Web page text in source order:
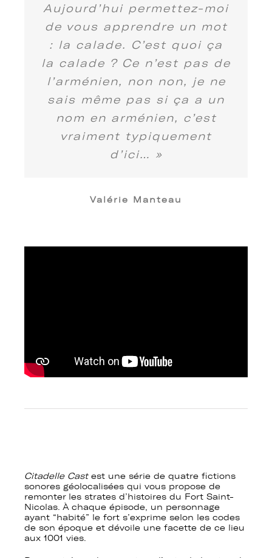
Aujourd’hui permettez-moi
de vous apprendre un mot
: la calade. C’est quoi ça
la calade ? Ce n’est pas de
l’arménien, non non, je ne
sais même pas si ça a un
nom en arménien, c’est
vraiment typiquement
d’ici… »
Valérie Manteau
Citadelle Castest une série de quatre fictions
sonores géolocalisées qui vous propose de
remonter les strates d’histoires du Fort Saint-
Nicolas. À chaque épisode, un personnage
ayant “habité” le fort s’exprime selon les codes
de son époque et dévoile une facette de ce lieu
aux 1001 vies.